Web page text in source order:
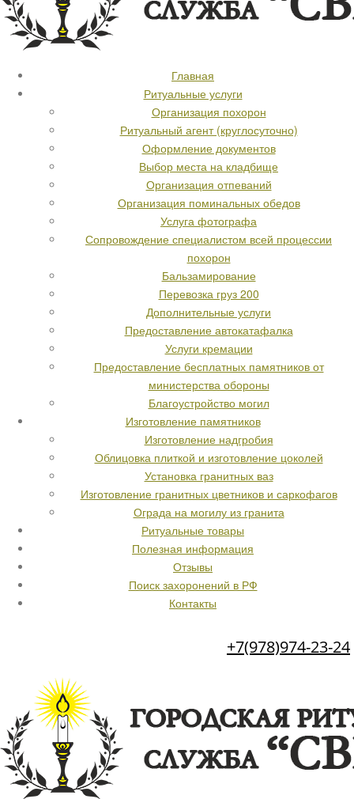
Главная
Ритуальные услуги
Организация похорон
Ритуальный агент (круглосуточно)
Оформление документов
Выбор места на кладбище
Организация отпеваний
Организация поминальных обедов
Услуга фотографа
Сопровождение специалистом всей процессии
похорон
Бальзамирование
Перевозка груз 200
Дополнительные услуги
Предоставление автокатафалка
Услуги кремации
Предоставление бесплатных памятников от
министерства обороны
Благоустройство могил
Изготовление памятников
Изготовление надгробия
Облицовка плиткой и изготовление цоколей
Установка гранитных ваз
Изготовление гранитных цветников и саркофагов
Ограда на могилу из гранита
Ритуальные товары
Полезная информация
Отзывы
Поиск захоронений в РФ
Контакты
+7(978)974-23-24